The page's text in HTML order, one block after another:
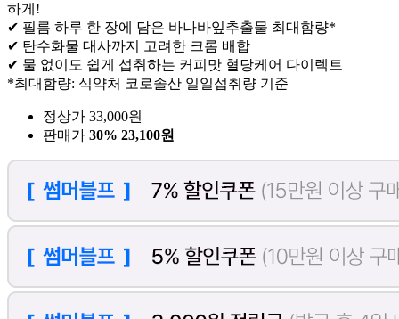
하게!
✔ 필름 하루 한 장에 담은 바나바잎추출물 최대함량*
✔ 탄수화물 대사까지 고려한 크롬 배합
✔ 물 없이도 쉽게 섭취하는 커피맛 혈당케어 다이렉트
*최대함량: 식약처 코로솔산 일일섭취량 기준
정상가 33,000원
판매가 30% 23,100원